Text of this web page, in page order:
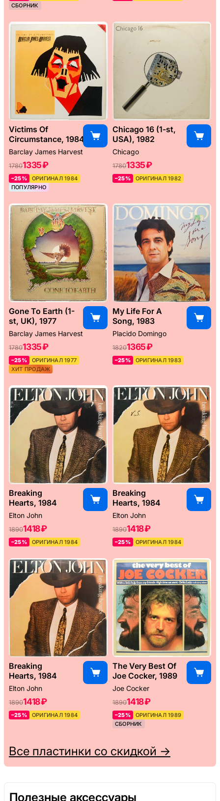
СБОРНИК
Victims Of
Circumstance, 1984
Barclay James Harvest
17801335 ₽
–25%
ОРИГИНАЛ 1984
ПОПУЛЯРНО
Chicago 16 (1-st,
USA), 1982
Chicago
17801335 ₽
–25% ОРИГИНАЛ 1982
Gone To Earth (1-
st, UK), 1977
Barclay James Harvest
17801335 ₽
–25%
ОРИГИНАЛ 1977
ХИТ ПРОДАЖ
My Life For A
Song, 1983
Placido Domingo
18201365 ₽
–25% ОРИГИНАЛ 1983
Breaking
Hearts, 1984
Elton John
18901418 ₽
–25% ОРИГИНАЛ 1984
Breaking
Hearts, 1984
Elton John
18901418 ₽
–25% ОРИГИНАЛ 1984
Breaking
Hearts, 1984
Elton John
18901418 ₽
–25% ОРИГИНАЛ 1984
The Very Best Of
Joe Cocker, 1989
Joe Cocker
18901418 ₽
–25%
ОРИГИНАЛ 1989
СБОРНИК
Все пластинки со скидкой →
Полезные аксессуары